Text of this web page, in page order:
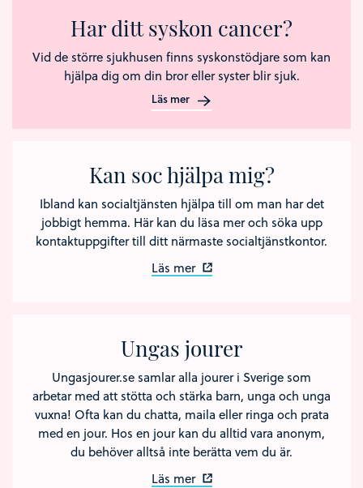
Har ditt syskon cancer?
Vid de större sjukhusen finns syskonstödjare som kan
hjälpa dig om din bror eller syster blir sjuk.
Läs mer
Kan soc hjälpa mig?
Ibland kan socialtjänsten hjälpa till om man har det
jobbigt hemma. Här kan du läsa mer och söka upp
kontaktuppgifter till ditt närmaste socialtjänstkontor.
Läs mer
Ungas jourer
Ungasjourer.se samlar alla jourer i Sverige som
arbetar med att stötta och stärka barn, unga och unga
vuxna! Ofta kan du chatta, maila eller ringa och prata
med en jour. Hos en jour kan du alltid vara anonym,
du behöver alltså inte berätta vem du är.
Läs mer